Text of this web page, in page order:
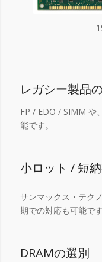
レガシー製品
FP / EDO / SIMM や
能です。
小ロット / 短
サンマックス・テク
期での対応も可能です
DRAMの選別